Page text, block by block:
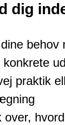
dig
behov
konkrete
praktik